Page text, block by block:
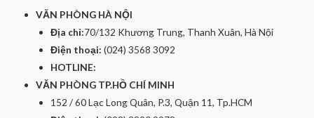
VĂN PHÒNG HÀ NỘI
Địa chỉ:70/132 Khương Trung, Thanh Xuân, Hà Nội
Điện thoại: (024) 3568 3092
HOTLINE:
VĂN PHÒNG TP.HỒ CHÍ MINH
152 / 60 Lạc Long Quân, P.3, Quận 11, Tp.HCM